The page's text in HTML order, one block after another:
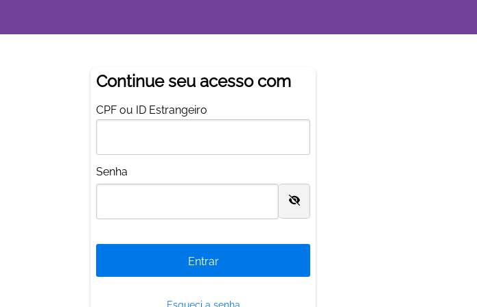
Continue seu acesso com
CPF ou ID Estrangeiro
Senha
Esqueci a senha